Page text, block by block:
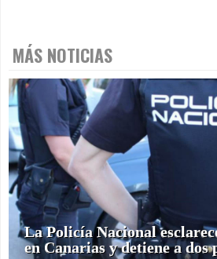
MÁS NOTICIAS
La Policía Nacional
en Canarias y detiene a dos